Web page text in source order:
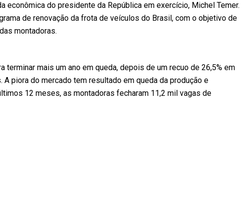
econômica do presidente da República em exercício, Michel Temer.
de renovação da frota de veículos do Brasil, com o objetivo de
montadoras.
terminar mais um ano em queda, depois de um recuo de 26,5% em
piora do mercado tem resultado em queda da produção e
12 meses, as montadoras fecharam 11,2 mil vagas de